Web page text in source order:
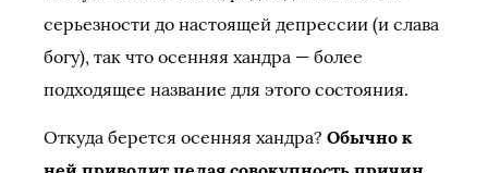
серьезности до настоящей депрессии (и слава
богу), так что осенняя хандра — более
подходящее название для этого состояния.
Откуда берется осенняя хандра? Обычно к